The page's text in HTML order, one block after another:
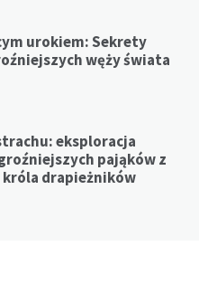
urokiem: Sekrety
węży świata
eksploracja
pająków z
drapieżników